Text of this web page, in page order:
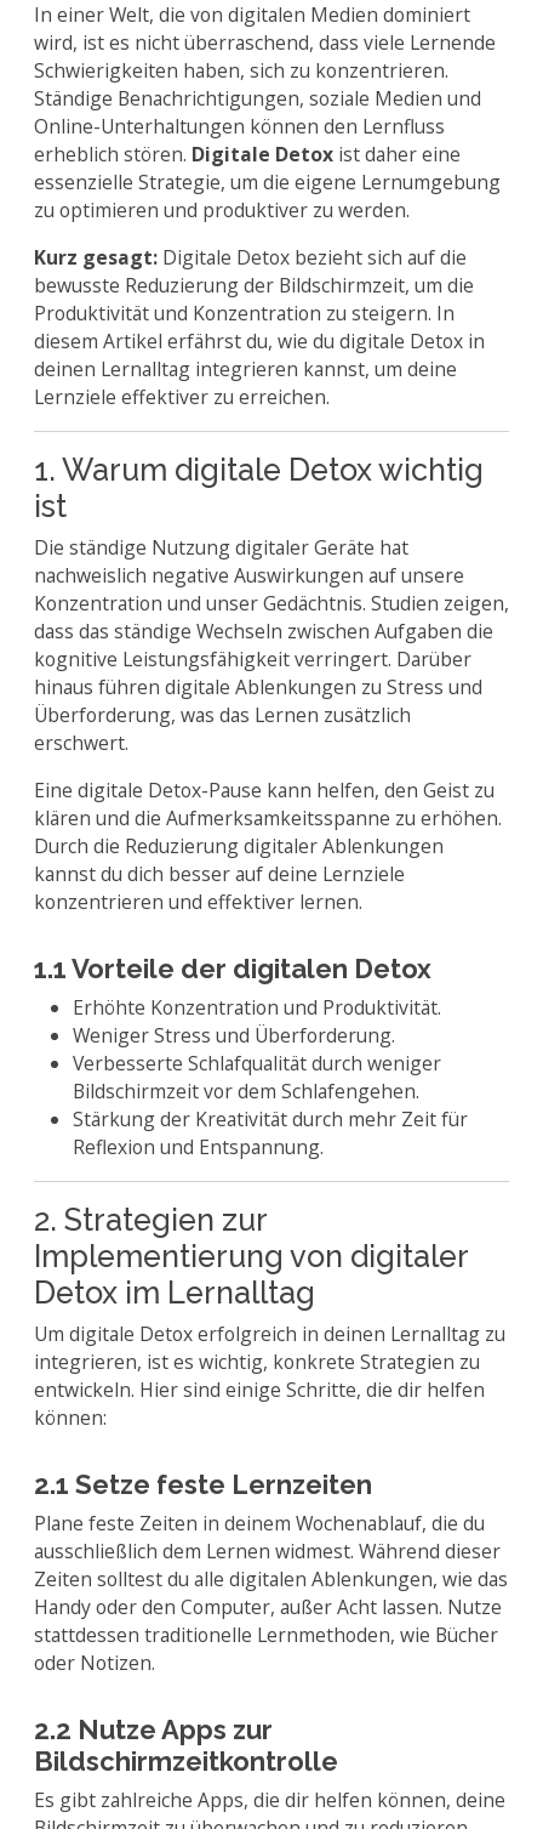
In einer Welt, die von digitalen Medien dominiert
wird, ist es nicht überraschend, dass viele Lernende
Schwierigkeiten haben, sich zu konzentrieren.
Ständige Benachrichtigungen, soziale Medien und
Online-Unterhaltungen können den Lernfluss
erheblich stören. Digitale Detox ist daher eine
essenzielle Strategie, um die eigene Lernumgebung
zu optimieren und produktiver zu werden.
Kurz gesagt: Digitale Detox bezieht sich auf die
bewusste Reduzierung der Bildschirmzeit, um die
Produktivität und Konzentration zu steigern. In
diesem Artikel erfährst du, wie du digitale Detox in
deinen Lernalltag integrieren kannst, um deine
Lernziele effektiver zu erreichen.
1. Warum digitale Detox wichtig
ist
Die ständige Nutzung digitaler Geräte hat
nachweislich negative Auswirkungen auf unsere
Konzentration und unser Gedächtnis. Studien zeigen,
dass das ständige Wechseln zwischen Aufgaben die
kognitive Leistungsfähigkeit verringert. Darüber
hinaus führen digitale Ablenkungen zu Stress und
Überforderung, was das Lernen zusätzlich
erschwert.
Eine digitale Detox-Pause kann helfen, den Geist zu
klären und die Aufmerksamkeitsspanne zu erhöhen.
Durch die Reduzierung digitaler Ablenkungen
kannst du dich besser auf deine Lernziele
konzentrieren und effektiver lernen.
1.1 Vorteile der digitalen Detox
Erhöhte Konzentration und Produktivität.
Weniger Stress und Überforderung.
Verbesserte Schlafqualität durch weniger
Bildschirmzeit vor dem Schlafengehen.
Stärkung der Kreativität durch mehr Zeit für
Reflexion und Entspannung.
2. Strategien zur
Implementierung von digitaler
Detox im Lernalltag
Um digitale Detox erfolgreich in deinen Lernalltag zu
integrieren, ist es wichtig, konkrete Strategien zu
entwickeln. Hier sind einige Schritte, die dir helfen
können:
2.1 Setze feste Lernzeiten
Plane feste Zeiten in deinem Wochenablauf, die du
ausschließlich dem Lernen widmest. Während dieser
Zeiten solltest du alle digitalen Ablenkungen, wie das
Handy oder den Computer, außer Acht lassen. Nutze
stattdessen traditionelle Lernmethoden, wie Bücher
oder Notizen.
2.2 Nutze Apps zur
Bildschirmzeitkontrolle
Es gibt zahlreiche Apps, die dir helfen können, deine